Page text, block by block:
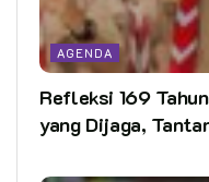
AGENDA
Refleksi 169
yang Dijaga,